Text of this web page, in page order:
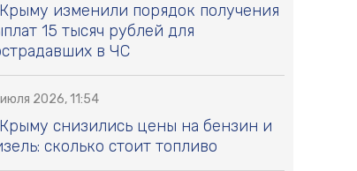
изменили порядок получения
15 тысяч рублей для
в ЧС
2026, 11:54
снизились цены на бензин и
сколько стоит топливо